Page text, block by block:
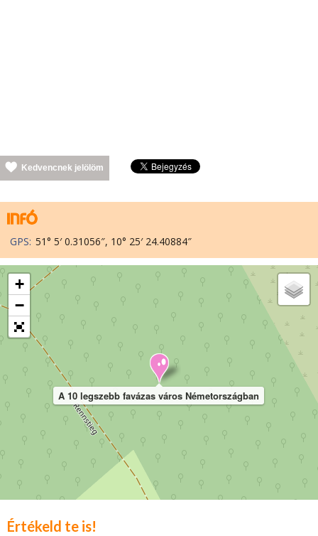
Kedvencnek jelölöm
GPS: 51° 5′ 0.31056″, 10° 25′ 24.40884″
A 10 legszebb favázas város Németországban
+
−
Értékeld te is!